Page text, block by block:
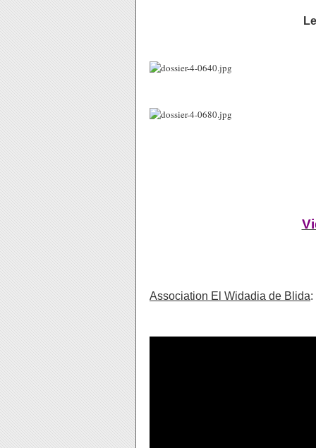
Association El Widadia de Blida: